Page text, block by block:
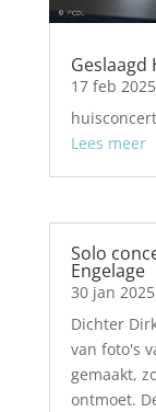
17 feb 2025
Lees meer
Solo
Engelage
30 jan 2025
Dichter
van foto's
gemaakt,
ontmoet.